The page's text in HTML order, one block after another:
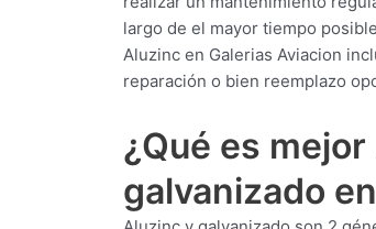
largo de el mayor tiempo
Aluzinc en Galerias Aviacion
reparación o bien reemplazo
¿Qué es
galvanizado